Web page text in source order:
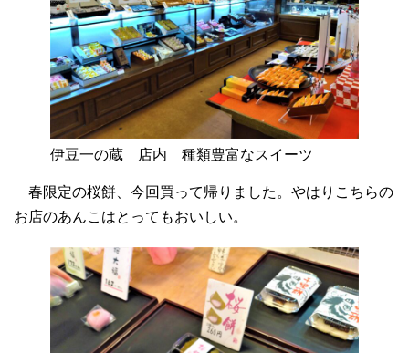
伊豆一の蔵 店内 種類豊富なスイーツ
春限定の桜餅、今回買って帰りました。やはりこちらの
お店のあんこはとってもおいしい。